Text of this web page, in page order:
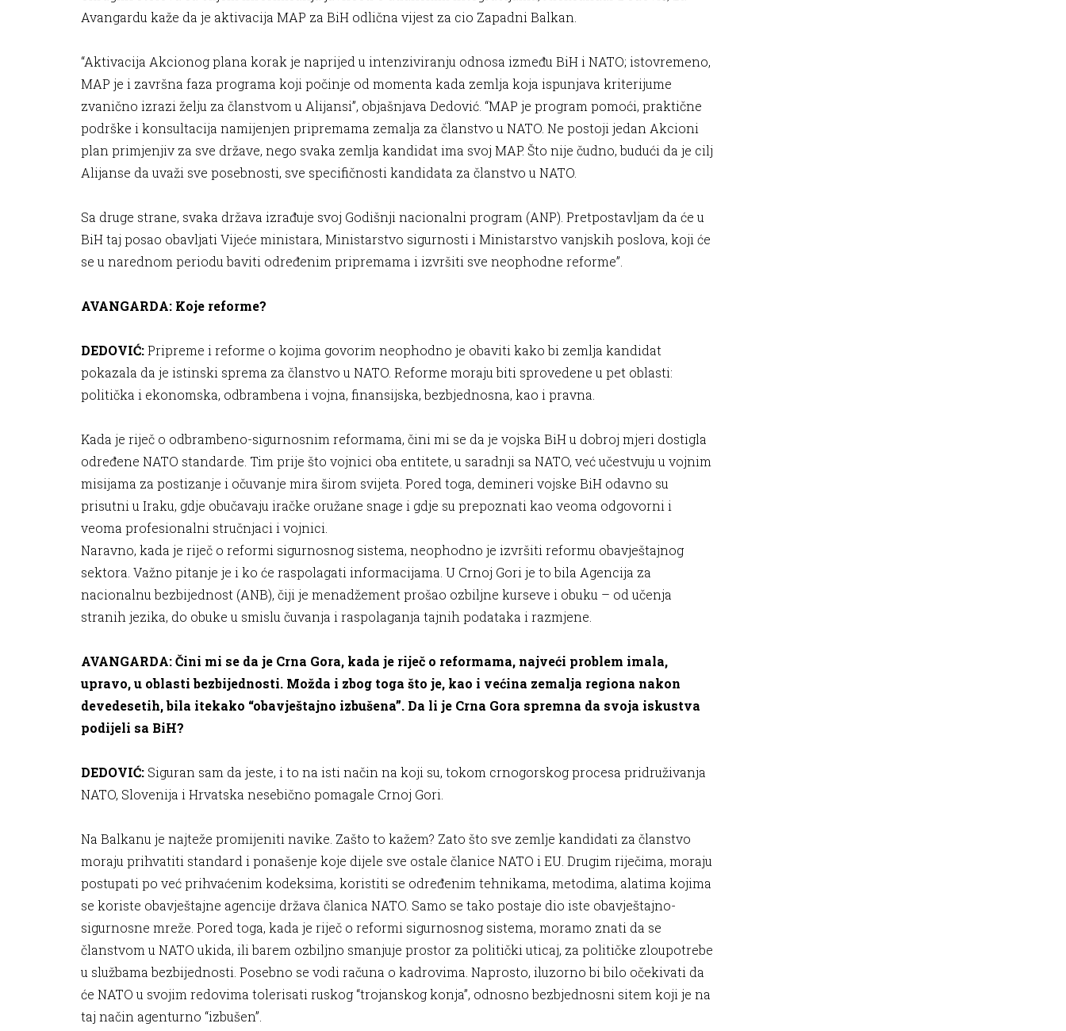
Avangardu kaže da je aktivacija MAP za BiH odlična vijest za cio Zapadni Balkan.
“Aktivacija Akcionog plana korak je naprijed u intenziviranju odnosa između BiH i NATO; istovremeno,
MAP je i završna faza programa koji počinje od momenta kada zemlja koja ispunjava kriterijume
zvanično izrazi želju za članstvom u Alijansi”, objašnjava Dedović. “MAP je program pomoći, praktične
podrške i konsultacija namijenjen pripremama zemalja za članstvo u NATO. Ne postoji jedan Akcioni
plan primjenjiv za sve države, nego svaka zemlja kandidat ima svoj MAP. Što nije čudno, budući da je cilj
Alijanse da uvaži sve posebnosti, sve specifičnosti kandidata za članstvo u NATO.
Sa druge strane, svaka država izrađuje svoj Godišnji nacionalni program (ANP). Pretpostavljam da će u
BiH taj posao obavljati Vijeće ministara, Ministarstvo sigurnosti i Ministarstvo vanjskih poslova, koji će
se u narednom periodu baviti određenim pripremama i izvršiti sve neophodne reforme”.
AVANGARDA: Koje reforme?
DEDOVIĆ:Pripreme i reforme o kojima govorim neophodno je obaviti kako bi zemlja kandidat
pokazala da je istinski sprema za članstvo u NATO. Reforme moraju biti sprovedene u pet oblasti:
politička i ekonomska, odbrambena i vojna, finansijska, bezbjednosna, kao i pravna.
Kada je riječ o odbrambeno-sigurnosnim reformama, čini mi se da je vojska BiH u dobroj mjeri dostigla
određene NATO standarde. Tim prije što vojnici oba entitete, u saradnji sa NATO, već učestvuju u vojnim
misijama za postizanje i očuvanje mira širom svijeta. Pored toga, demineri vojske BiH odavno su
prisutni u Iraku, gdje obučavaju iračke oružane snage i gdje su prepoznati kao veoma odgovorni i
veoma profesionalni stručnjaci i vojnici.
Naravno, kada je riječ o reformi sigurnosnog sistema, neophodno je izvršiti reformu obavještajnog
sektora. Važno pitanje je i ko će raspolagati informacijama. U Crnoj Gori je to bila Agencija za
nacionalnu bezbijednost (ANB), čiji je menadžement prošao ozbiljne kurseve i obuku – od učenja
stranih jezika, do obuke u smislu čuvanja i raspolaganja tajnih podataka i razmjene.
AVANGARDA: Čini mi se da je Crna Gora, kada je riječ o reformama, najveći problem imala,
upravo, u oblasti bezbijednosti. Možda i zbog toga što je, kao i većina zemalja regiona nakon
devedesetih, bila itekako “obavještajno izbušena”. Da li je Crna Gora spremna da svoja iskustva
podijeli sa BiH?
DEDOVIĆ: Siguran sam da jeste, i to na isti način na koji su, tokom crnogorskog procesa pridruživanja
NATO, Slovenija i Hrvatska nesebično pomagale Crnoj Gori.
Na Balkanu je najteže promijeniti navike. Zašto to kažem? Zato što sve zemlje kandidati za članstvo
moraju prihvatiti standard i ponašenje koje dijele sve ostale članice NATO i EU. Drugim riječima, moraju
postupati po već prihvaćenim kodeksima, koristiti se određenim tehnikama, metodima, alatima kojima
se koriste obavještajne agencije država članica NATO. Samo se tako postaje dio iste obavještajno-
sigurnosne mreže. Pored toga, kada je riječ o reformi sigurnosnog sistema, moramo znati da se
članstvom u NATO ukida, ili barem ozbiljno smanjuje prostor za politički uticaj, za političke zloupotrebe
u službama bezbijednosti. Posebno se vodi računa o kadrovima. Naprosto, iluzorno bi bilo očekivati da
će NATO u svojim redovima tolerisati ruskog “trojanskog konja”, odnosno bezbjednosni sitem koji je na
taj način agenturno “izbušen”.